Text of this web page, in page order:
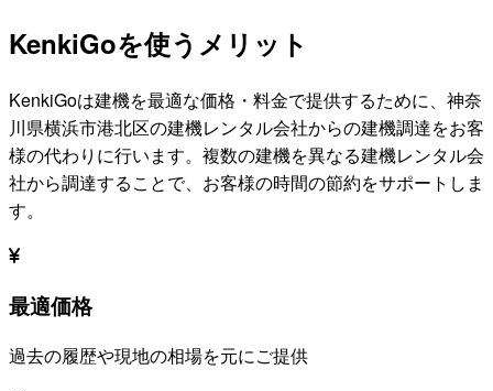
KenkiGoを使うメリット
KenkiGoは建機を最適な価格・料金で提供するために、 神奈
川県横浜市港北区の建機レンタル会社からの建機調達をお客
様の代わりに行います。複数の建機を異なる建機レンタル会
社から調達することで、お客様の時間の節約をサポートしま
す。
最適価格
過去の履歴や現地の相場を元にご提供